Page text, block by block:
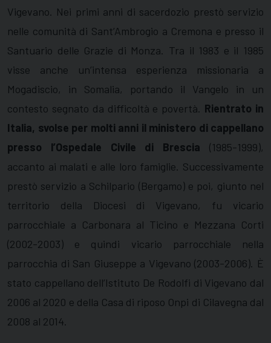
Vigevano. Nei primi anni di sacerdozio prestò servizio
nelle comunità di Sant’Ambrogio a Cremona e presso il
Santuario delle Grazie di Monza. Tra il 1983 e il 1985
visse anche un’intensa esperienza missionaria a
Mogadiscio, in Somalia, portando il Vangelo in un
contesto segnato da difficoltà e povertà. Rientrato in
Italia, svolse per molti anni il ministero di cappellano
presso l’Ospedale Civile di Brescia (1985-1999),
accanto ai malati e alle loro famiglie. Successivamente
prestò servizio a Schilpario (Bergamo) e poi, giunto nel
territorio della Diocesi di Vigevano, fu vicario
parrocchiale a Carbonara al Ticino e Mezzana Corti
(2002-2003) e quindi vicario parrocchiale nella
parrocchia di San Giuseppe a Vigevano (2003-2006). È
stato cappellano dell’Istituto De Rodolfi di Vigevano dal
2006 al 2020 e della Casa di riposo Onpi di Cilavegna dal
2008 al 2014.